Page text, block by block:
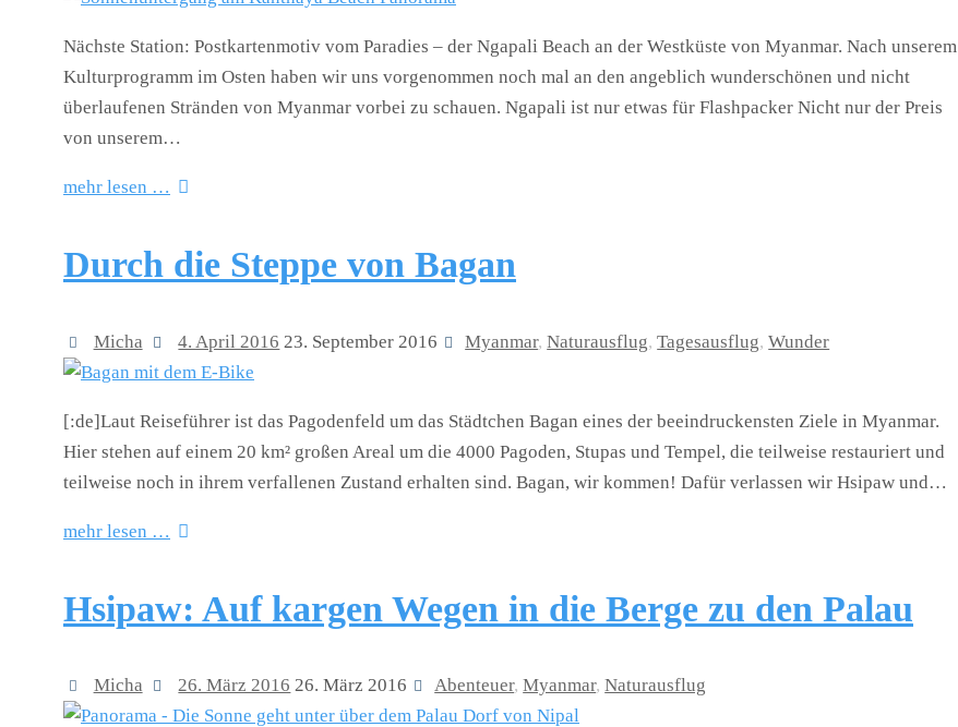
Nächste Station: Postkartenmotiv vom Paradies – der Ngapali Beach an der Westküste von Myanmar. Nach unserem
Kulturprogramm im Osten haben wir uns vorgenommen noch mal an den angeblich wunderschönen und nicht
überlaufenen Stränden von Myanmar vorbei zu schauen. Ngapali ist nur etwas für Flashpacker Nicht nur der Preis
von unserem…
mehr lesen …
Durch die Steppe von Bagan
Micha 4. April 2016 23. September 2016 Myanmar,Naturausflug,Tagesausflug,Wunder
[:de]Laut Reiseführer ist das Pagodenfeld um das Städtchen Bagan eines der beeindruckensten Ziele in Myanmar.
Hier stehen auf einem 20 km² großen Areal um die 4000 Pagoden, Stupas und Tempel, die teilweise restauriert und
teilweise noch in ihrem verfallenen Zustand erhalten sind. Bagan, wir kommen! Dafür verlassen wir Hsipaw und…
mehr lesen …
Hsipaw: Auf kargen Wegen in die Berge zu den Palau
Micha 26. März 2016 26. März 2016 Abenteuer,Myanmar,Naturausflug